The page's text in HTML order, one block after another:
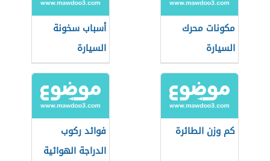
مكونات محرك
السيارة
أسباب سخونة
السيارة
كم وزن الطائرة
فوائد ركوب
الدراجة الهوائية